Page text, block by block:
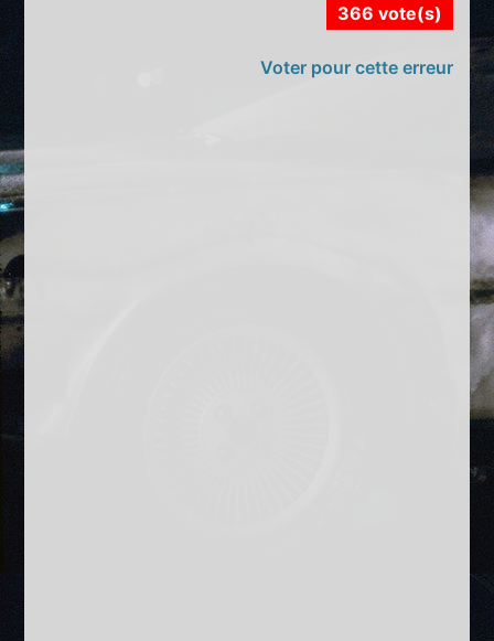
366 vote(s)
Voter pour cette erreur